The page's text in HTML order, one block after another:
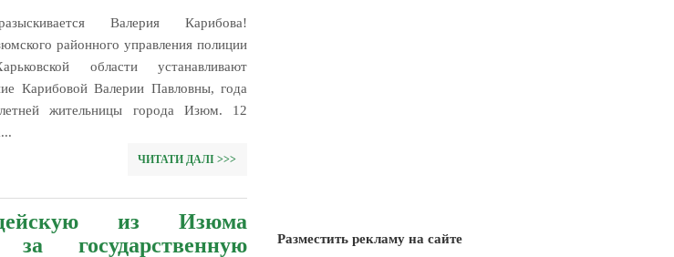
Валерия Карибова!
районного управления полиции
области устанавливают
Карибовой Валерии Павловны, года
жительницы города Изюм. 12
ЧИТАТИ ДАЛІ >>>
из Изюма
за государственную
Разместить рекламу на сайте